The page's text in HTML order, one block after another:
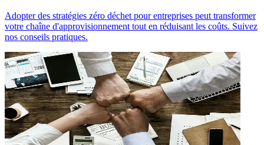
Adopter des stratégies zéro déchet pour entreprises peut transformer
votre chaîne d'approvisionnement tout en réduisant les coûts. Suivez
nos conseils pratiques.